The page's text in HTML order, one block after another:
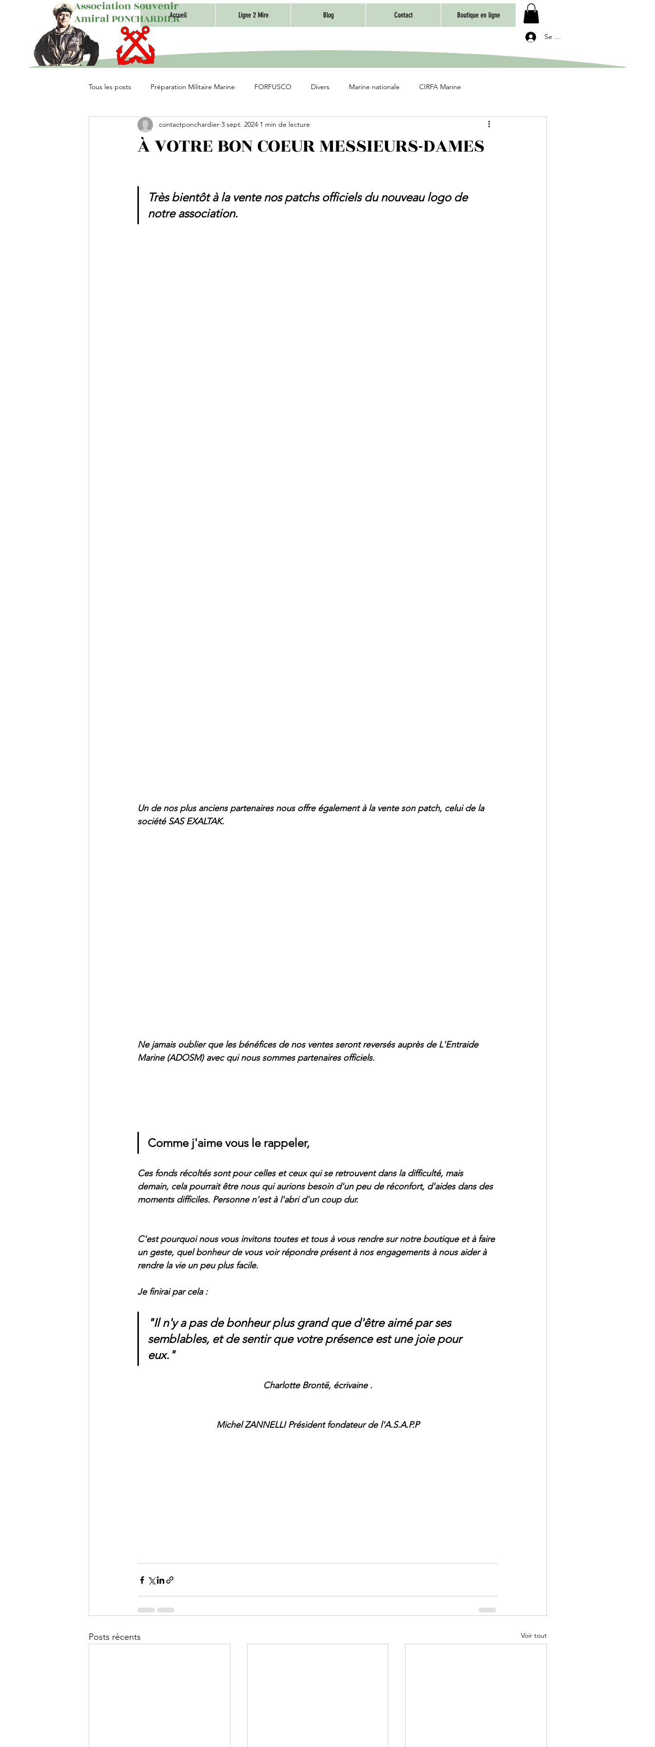
Association Souvenir
Amiral PONCHARDIER
Accueil Ligne 2 Mire Blog Contact Boutique en ligne
Se connecter
Tous les posts Préparation Militaire Marine FORFUSCO Divers Marine nationale CIRFA Marine
Unités Parachutistes
À VOTRE BON COEUR MESSIEURS-DAMES
contactponchardier 3 sept. 2024 1 min de lecture
Très bientôt à la vente nos patchs officiels du nouveau logo de
notre association.
Un de nos plus anciens partenaires nous offre également à la vente son patch, celui de la
société SAS EXALTAK.
Ne jamais oublier que les bénéfices de nos ventes seront reversés auprès de L'Entraide
Marine (ADOSM) avec qui nous sommes partenaires officiels.
Comme j'aime vous le rappeler,
Ces fonds récoltés sont pour celles et ceux qui se retrouvent dans la difficulté, mais
demain, cela pourrait être nous qui aurions besoin d'un peu de réconfort, d'aides dans des
moments difficiles. Personne n'est à l'abri d'un coup dur.
C'est pourquoi nous vous invitons toutes et tous à vous rendre sur notre boutique et à faire
un geste, quel bonheur de vous voir répondre présent à nos engagements à nous aider à
rendre la vie un peu plus facile.
Je finirai par cela :
"Il n'y a pas de bonheur plus grand que d'être aimé par ses
semblables, et de sentir que votre présence est une joie pour
eux."
Charlotte Brontë, écrivaine .
Michel ZANNELLI Président fondateur de l'A.S.A.P.P
Posts récents Voir tout